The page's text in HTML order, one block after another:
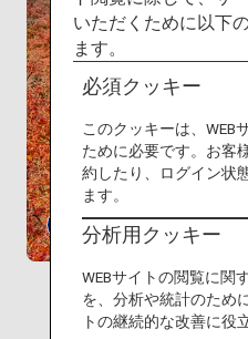
行き先
旅のお役立ち情報
ANA サービス
いただくために以下
ます。
必須クッキー
このクッキーは、WEB
ために必要です。お客
約したり、ログイン状
ます。
分析用クッキー
WEBサイトの閲覧に関
を、分析や統計のため
トの継続的な改善に役